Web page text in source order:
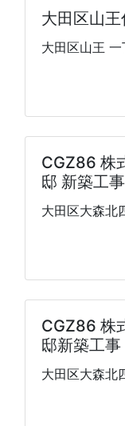
大田区山
大田区山王
CGZ86 株
邸 新築工事
大田区大森北
CGZ86 株
邸新築工事
大田区大森北